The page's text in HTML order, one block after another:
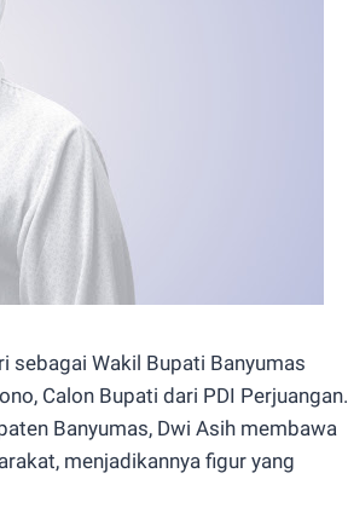
sebagai Wakil Bupati Banyumas
Calon Bupati dari PDI Perjuangan.
Banyumas, Dwi Asih membawa
menjadikannya figur yang